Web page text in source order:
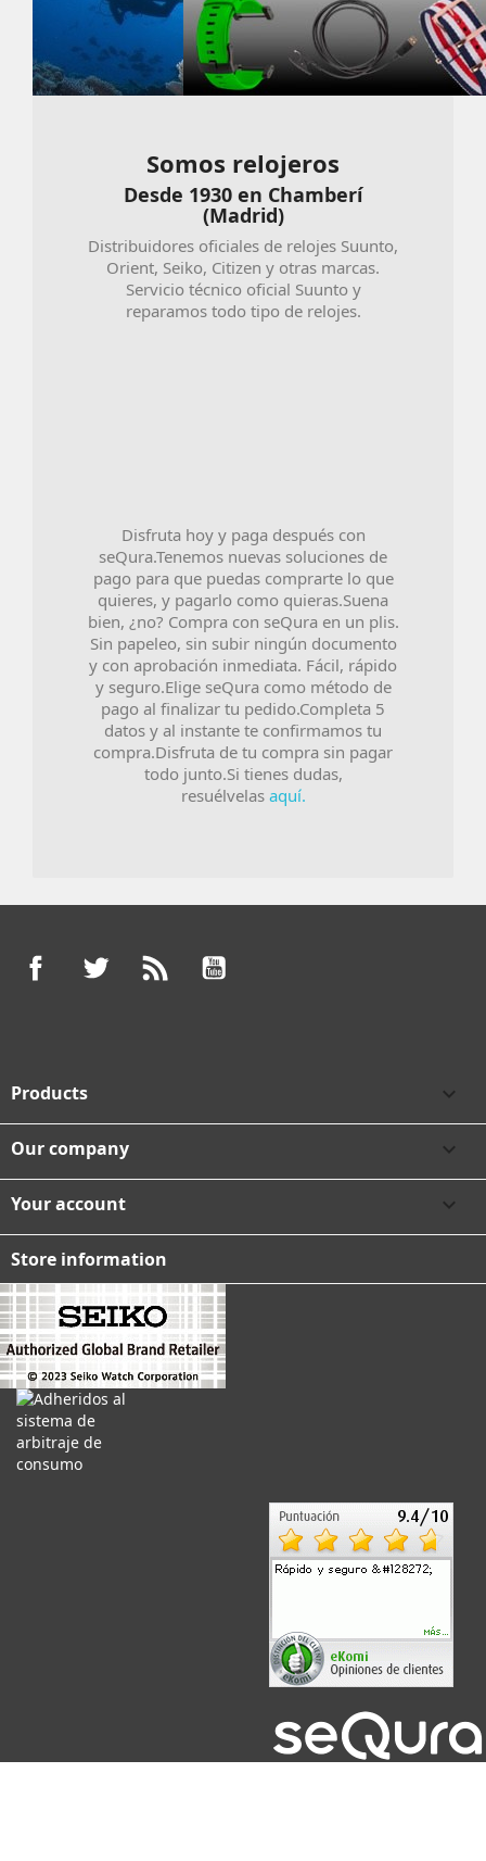
Somos relojeros
Desde 1930 en Chamberí
(Madrid)
Distribuidores oficiales de relojes Suunto,
Orient, Seiko, Citizen y otras marcas.
Servicio técnico oficial Suunto y
reparamos todo tipo de relojes.
Disfruta hoy y paga después con
seQura.Tenemos nuevas soluciones de
pago para que puedas comprarte lo que
quieres, y pagarlo como quieras.Suena
bien, ¿no? Compra con seQura en un plis.
Sin papeleo, sin subir ningún documento
y con aprobación inmediata. Fácil, rápido
y seguro.Elige seQura como método de
pago al finalizar tu pedido.Completa 5
datos y al instante te confirmamos tu
compra.Disfruta de tu compra sin pagar
todo junto.Si tienes dudas,
resuélvelas aquí.
FacebookTwitter
Products 
Our company 
Your account 
Store information